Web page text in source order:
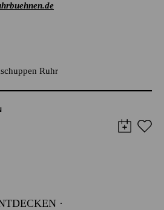
Ruhr
·